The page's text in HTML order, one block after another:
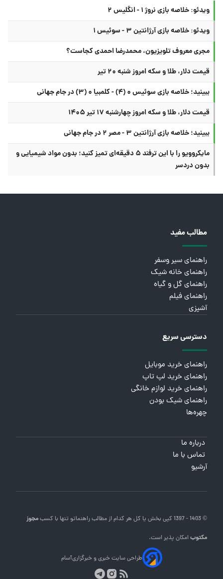
ویدئو: خلاصه بازی نروژ ۱ - انگلیس ۲
ویدئو: خلاصه بازی آرژانتین ۳ - سوئیس ۱
مجری معروف تلویزیون، محمدرضا احمدی کجاست؟
قیمت دلار، طلا و سکه امروز شنبه ۲۰ تیر
ببینید؛ خلاصه بازی سوئیس ۰ (۴) - کلمبیا ۰ (۳) در جام جهانی
قیمت دلار، طلا و سکه امروز چهارشنبه ۱۷ تیر ۱۴۰۵
ببینید؛ خلاصه بازی آرژانتین ۳ - مصر ۲ در جام جهانی
مایکروویو را با این ترفند ۵ دقیقه‌ای تمیز کنید؛ بدون مواد شیمیایی و
بدون دردسر
مطالب مفید
راهنمای سیر وسفر
راهنمای خانه شیک
راهنمای گل و گیاه
راهنمای فیلم
آشپزی
دسترسی سریع
راهنمای خرید موبایل
راهنمای خرید لپ تاپ
راهنمای خرید لوازم خانگی
راهنمای شیک بودن
چهره‌ها
درباره ما
تماس با ما
آرشیو
© 1403 - 1397 کپی بخش یا کل هر کدام از مطالب راهنماتو تنها با کسبمجوز
مکتوبامکان پذیر است.
طراحی سایت خبری و خبرگزاریآسام